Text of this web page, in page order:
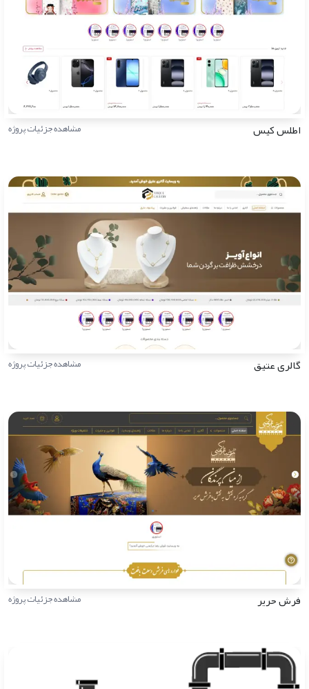
اطلس کیس مشاهده جزئیات پروژه
گالری عتیق مشاهده جزئیات پروژه
فرش حریر مشاهده جزئیات پروژه